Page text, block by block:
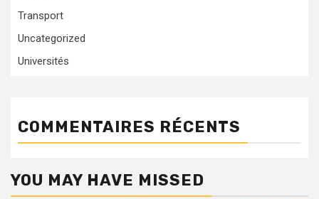
Transport
Uncategorized
Universités
COMMENTAIRES RÉCENTS
YOU MAY HAVE MISSED